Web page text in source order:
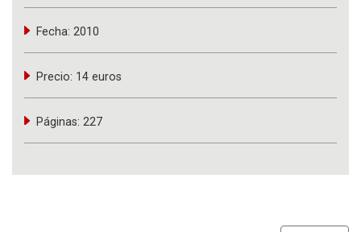
Fecha: 2010
Precio: 14 euros
Páginas: 227